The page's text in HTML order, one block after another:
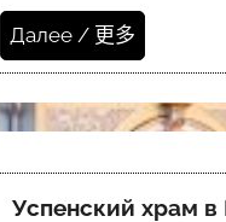
Далее / 更多
Успенский храм в